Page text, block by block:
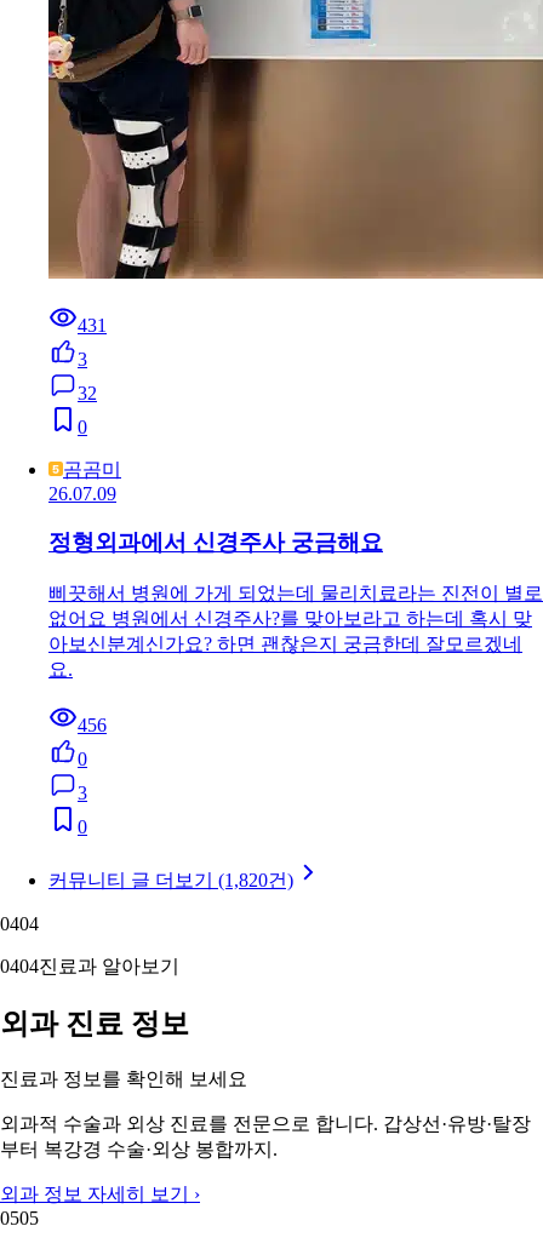
431
3
32
0
곰곰미
26.07.09
정형외과에서 신경주사 궁금해요
삐끗해서 병원에 가게 되었는데 물리치료라는 진전이 별로
없어요 병원에서 신경주사?를 맞아보라고 하는데 혹시 맞
아보신분계신가요? 하면 괜찮은지 궁금한데 잘모르겠네
요.
456
0
3
0
커뮤니티 글 더보기 (1,820건)
0404
0404진료과 알아보기
외과 진료 정보
진료과 정보를 확인해 보세요
외과적 수술과 외상 진료를 전문으로 합니다. 갑상선·유방·탈장
부터 복강경 수술·외상 봉합까지.
외과 정보 자세히 보기 ›
0505